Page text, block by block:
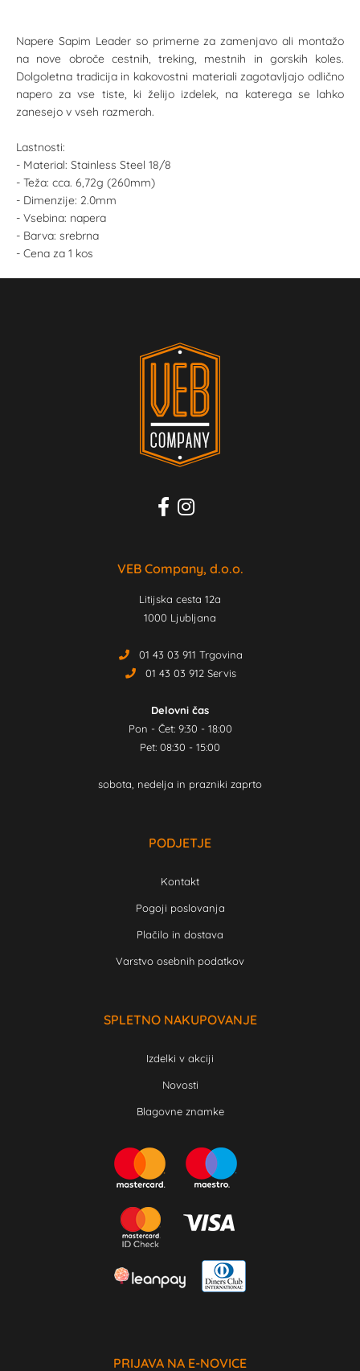
Napere Sapim Leader so primerne za zamenjavo ali montažo
na nove obroče cestnih, treking, mestnih in gorskih koles.
Dolgoletna tradicija in kakovostni materiali zagotavljajo odlično
napero za vse tiste, ki želijo izdelek, na katerega se lahko
zanesejo v vseh razmerah.
Lastnosti:
- Material: Stainless Steel 18/8
- Teža: cca. 6,72g (260mm)
- Dimenzije: 2.0mm
- Vsebina: napera
- Barva: srebrna
- Cena za 1 kos
VEB Company, d.o.o.
Litijska cesta 12a
1000 Ljubljana
01 43 03 911 Trgovina
01 43 03 912 Servis
Delovni čas
Pon - Čet: 9:30 - 18:00
Pet: 08:30 - 15:00
sobota, nedelja in prazniki zaprto
PODJETJE
Kontakt
Pogoji poslovanja
Plačilo in dostava
Varstvo osebnih podatkov
SPLETNO NAKUPOVANJE
Izdelki v akciji
Novosti
Blagovne znamke
PRIJAVA NA E-NOVICE